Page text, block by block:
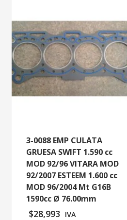
3-0088 EMP CULATA
GRUESA SWIFT 1.590 cc
MOD 92/96 VITARA MOD
92/2007 ESTEEM 1.600 cc
MOD 96/2004 Mt G16B
1590cc Ø 76.00mm
$28,993 IVA